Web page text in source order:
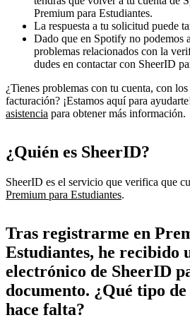
Premium para Estudiantes.
La respuesta a tu solicitud puede
Dado que en Spotify no podemos
problemas relacionados con la
dudes en contactar con SheerID
¿Tienes problemas con tu cuenta, con
facturación? ¡Estamos aquí para
asistencia para obtener más información.
¿Quién es SheerID?
SheerID es el servicio que verifica que
Premium para Estudiantes.
Tras registrarme en
Estudiantes, he recibido
electrónico de SheerID
documento. ¿Qué tipo
hace falta?